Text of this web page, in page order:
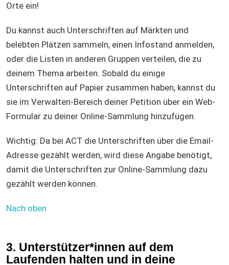
Orte ein!
Du kannst auch Unterschriften auf Märkten und
belebten Plätzen sammeln, einen Infostand anmelden,
oder die Listen in anderen Gruppen verteilen, die zu
deinem Thema arbeiten. Sobald du einige
Unterschriften auf Papier zusammen haben, kannst du
sie im Verwalten-Bereich deiner Petition über ein Web-
Formular zu deiner Online-Sammlung hinzufügen.
Wichtig: Da bei ACT die Unterschriften über die Email-
Adresse gezählt werden, wird diese Angabe benötigt,
damit die Unterschriften zur Online-Sammlung dazu
gezählt werden können.
Nach oben
3. Unterstützer*innen auf dem
Laufenden halten und in deine